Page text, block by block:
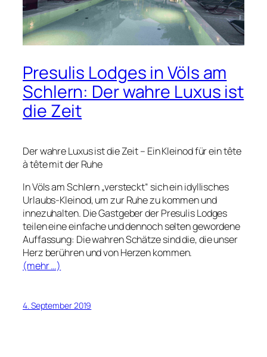
Presulis Lodges in Völs am
Schlern: Der wahre Luxus ist
die Zeit
Der wahre Luxus ist die Zeit – Ein Kleinod für ein tête
à tête mit der Ruhe
In Völs am Schlern „versteckt“ sich ein idyllisches
Urlaubs-Kleinod, um zur Ruhe zu kommen und
innezuhalten. Die Gastgeber der Presulis Lodges
teilen eine einfache und dennoch selten gewordene
Auffassung: Die wahren Schätze sind die, die unser
Herz berühren und von Herzen kommen.
(mehr …)
4. September 2019